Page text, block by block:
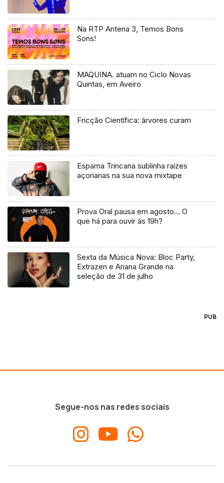
Na RTP Antena 3, Temos Bons
Sons!
MAQUINA. atuam no Ciclo Novas
Quintas, em Aveiro
Fricção Científica: árvores curam
Espama Trincana sublinha raízes
açorianas na sua nova mixtape
Prova Oral pausa em agosto… O
que há para ouvir às 19h?
Sexta da Música Nova: Bloc Party,
Extrazen e Ariana Grande na
seleção de 31 de julho
PUB
Segue-nos nas redes sociais